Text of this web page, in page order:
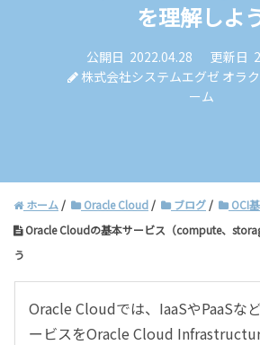
を理解しよ
公開日 2022.04.28 更新日
株式会社システムエグゼ オラ
ーム
ホーム Oracle Cloud ブログ
OCI
Oracle Cloudの基本サービス（compute、
う
Oracle Cloudでは、IaaSやPaaSな
ービスをOracle Cloud